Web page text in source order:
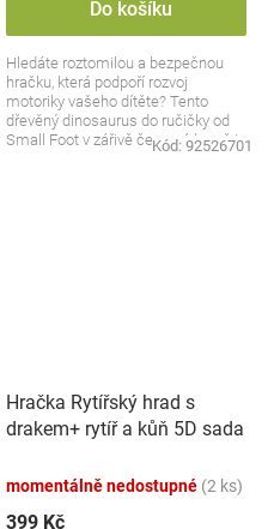
Do košíku
Hledáte roztomilou a bezpečnou
hračku, která podpoří rozvoj
motoriky vašeho dítěte? Tento
dřevěný dinosaurus do ručičky od
Small Foot v zářivě červené barvě je
Kód: 92526701
Hračka Rytířský hrad s
drakem+ rytíř a kůň 5D sada
momentálně nedostupné (2 ks)
399 Kč